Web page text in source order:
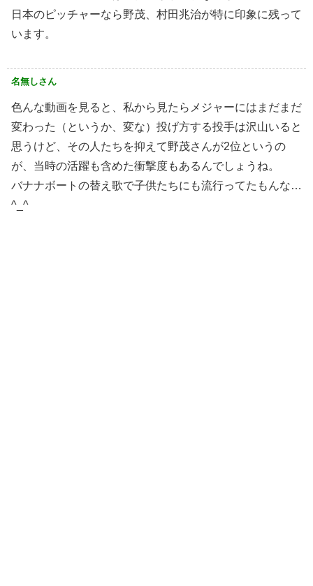
日本のピッチャーなら野茂、村田兆治が特に印象に残って
います。
名無しさん
色んな動画を見ると、私から見たらメジャーにはまだまだ
変わった（というか、変な）投げ方する投手は沢山いると
思うけど、その人たちを抑えて野茂さんが2位というの
が、当時の活躍も含めた衝撃度もあるんでしょうね。
バナナボートの替え歌で子供たちにも流行ってたもんな…
^_^